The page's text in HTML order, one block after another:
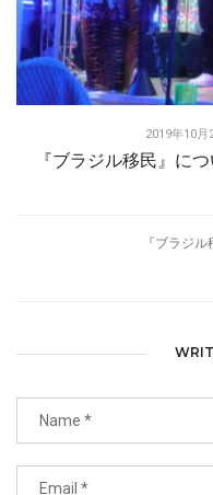
2019年10月
『ブラジル移民』に
『ブラジ